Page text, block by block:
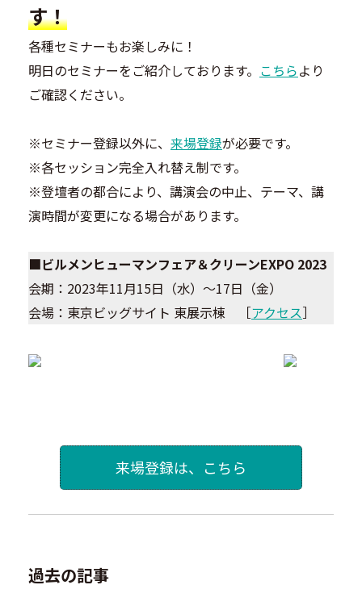
す！
各種セミナーもお楽しみに！
明日のセミナーをご紹介しております。 こちらより
ご確認ください。
※セミナー登録以外に、 来場登録が必要です。
※各セッション完全入れ替え制です。
※登壇者の都合により、講演会の中止、テーマ、講
演時間が変更になる場合があります。
■ビルメンヒューマンフェア＆クリーンEXPO 2023
会期：2023年11月15日（水）～17日（金）
会場：東京ビッグサイト 東展示棟 ［アクセス］
来場登録は、こちら
過去の記事